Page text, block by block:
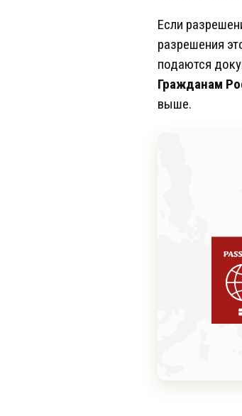
Если
разрешения
подаются
Гражданам
выше.